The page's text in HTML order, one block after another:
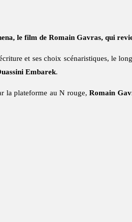
le film de Romain Gavras, qui
et ses choix scénaristiques, le
Embarek.
la plateforme au N rouge,Romain